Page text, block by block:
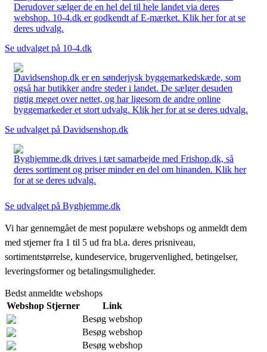
Derudover sælger de en hel del til hele landet via deres
webshop. 10-4.dk er godkendt af E-mærket. Klik her for at se
deres udvalg.
Se udvalget på 10-4.dk
Davidsenshop.dk er en sønderjysk byggemarkedskæde, som
også har butikker andre steder i landet. De sælger desuden
rigtig meget over nettet, og har ligesom de andre online
byggemarkeder et stort udvalg. Klik her for at se deres udvalg.
Se udvalget på Davidsenshop.dk
Byghjemme.dk drives i tæt samarbejde med Frishop.dk, så
deres sortiment og priser minder en del om hinanden. Klik her
for at se deres udvalg.
Se udvalget på Byghjemme.dk
Vi har gennemgået de mest populære webshops og anmeldt dem
med stjerner fra 1 til 5 ud fra bl.a. deres prisniveau,
sortimentstørrelse, kundeservice, brugervenlighed, betingelser,
leveringsformer og betalingsmuligheder.
Bedst anmeldte webshops
Webshop Stjerner
Link
Besøg webshop
Besøg webshop
Besøg webshop